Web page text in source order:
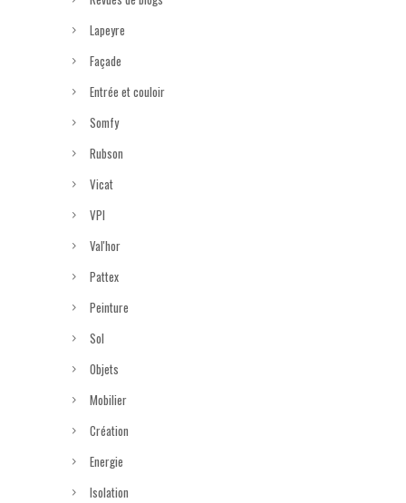
Lapeyre
Façade
Entrée et couloir
Somfy
Rubson
Vicat
VPI
Val'hor
Pattex
Peinture
Sol
Objets
Mobilier
Création
Energie
Isolation